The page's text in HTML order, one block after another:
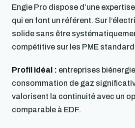
Engie Pro dispose d’une
qui en font un référent. Sur
solide sans être
compétitive sur les PME
Profil idéal : entreprises
consommation de gaz
valorisent la continuité avec un
comparable à EDF.